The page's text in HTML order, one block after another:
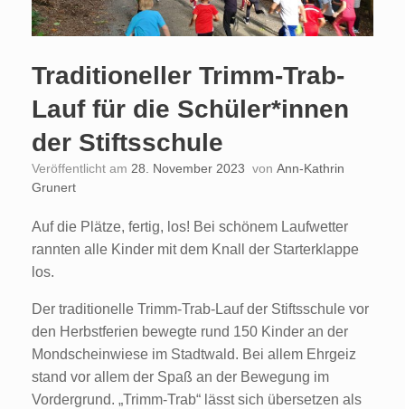
Traditioneller Trimm-Trab-
Lauf für die Schüler*innen
der Stiftsschule
Veröffentlicht am 28. November 2023 von Ann-Kathrin
Grunert
Auf die Plätze, fertig, los! Bei schönem Laufwetter
rannten alle Kinder mit dem Knall der Starterklappe
los.
Der traditionelle Trimm-Trab-Lauf der Stiftsschule vor
den Herbstferien bewegte rund 150 Kinder an der
Mondscheinwiese im Stadtwald. Bei allem Ehrgeiz
stand vor allem der Spaß an der Bewegung im
Vordergrund. „Trimm-Trab“ lässt sich übersetzen als